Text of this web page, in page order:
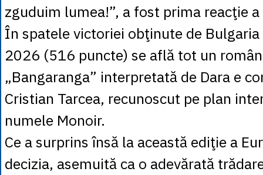
zguduim lumea!”, a fost prima reacţie
În spatele victoriei obţinute de Bulgaria
2026 (516 puncte) se află tot un
„Bangaranga” interpretată de Dara e
Cristian Tarcea, recunoscut pe plan
numele Monoir.
Ce a surprins însă la această ediţie a
decizia, asemuită ca o adevărată